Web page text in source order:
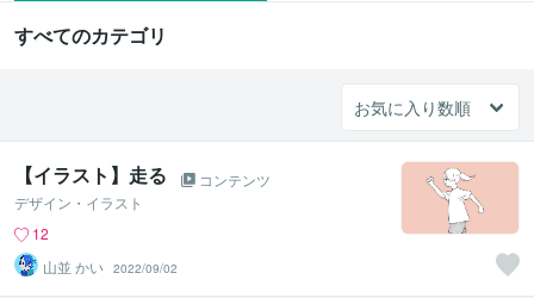
すべてのカテゴリ
【イラスト】走る
コンテンツ
デザイン・イラスト
12
山並 かい 2022/09/02